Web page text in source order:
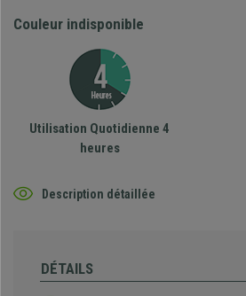
Couleur indisponible
Utilisation Quotidienne 4
heures
Description détaillée
DÉTAILS